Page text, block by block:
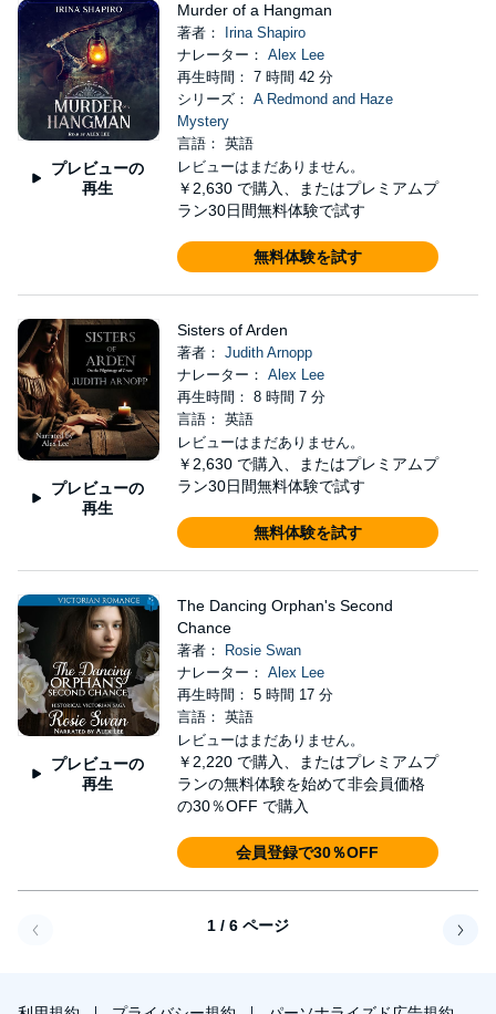
プレビューの
再生
Murder of a Hangman
著者：
Irina Shapiro
ナレーター： Alex Lee
再生時間： 7 時間 42 分
シリーズ： A Redmond and Haze
Mystery
言語： 英語
レビューはまだありません。
￥2,630 で購入、またはプレミアムプ
ラン30日間無料体験で試す
無料体験を試す
プレビューの
再生
Sisters of Arden
著者： Judith Arnopp
ナレーター： Alex Lee
再生時間： 8 時間 7 分
言語： 英語
レビューはまだありません。
￥2,630 で購入、またはプレミアムプ
ラン30日間無料体験で試す
無料体験を試す
プレビューの
再生
The Dancing Orphan's Second
Chance
著者：
Rosie Swan
ナレーター： Alex Lee
再生時間： 5 時間 17 分
言語： 英語
レビューはまだありません。
￥2,220 で購入、またはプレミアムプ
ランの無料体験を始めて非会員価格
の30％OFF で購入
会員登録で30％OFF
1 / 6 ページ